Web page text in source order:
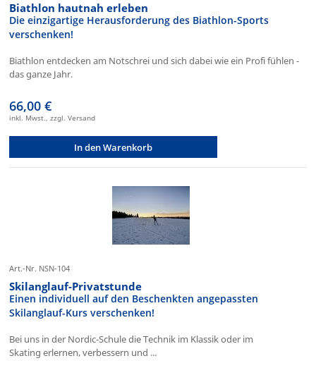
Biathlon hautnah erleben
Die einzigartige Herausforderung des Biathlon-Sports
verschenken!
Biathlon entdecken am Notschrei und sich dabei wie ein Profi fühlen -
das ganze Jahr.
66,00 €
inkl. Mwst., zzgl. Versand
In den Warenkorb
Art.-Nr. NSN-104
Skilanglauf-Privatstunde
Einen individuell auf den Beschenkten angepassten
Skilanglauf-Kurs verschenken!
Bei uns in der Nordic-Schule die Technik im Klassik oder im
Skating erlernen, verbessern und ...